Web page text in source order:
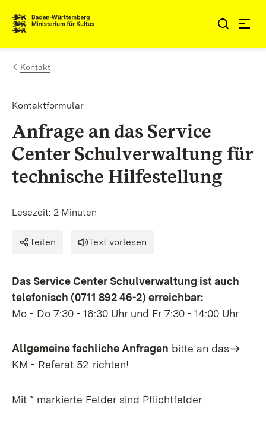
Zum Inhalt springen
Link zur Startseite
Kontakt
Kontaktformular
Anfrage an das Service
Center Schulverwaltung für
technische Hilfestellung
Lesezeit: 2 Minuten
Teilen Text vorlesen
Das Service Center Schulverwaltung ist auch
telefonisch (0711 892 46-2) erreichbar:
Mo - Do 7:30 - 16:30 Uhr und Fr 7:30 - 14:00 Uhr
Allgemeinefachliche Anfragen bitte an das
KM - Referat 52 richten!
Mit * markierte Felder sind Pflichtfelder.